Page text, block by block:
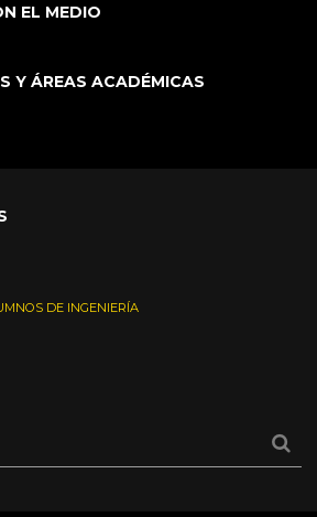
EL MEDIO
Y ÁREAS ACADÉMICAS
DE INGENIERÍA